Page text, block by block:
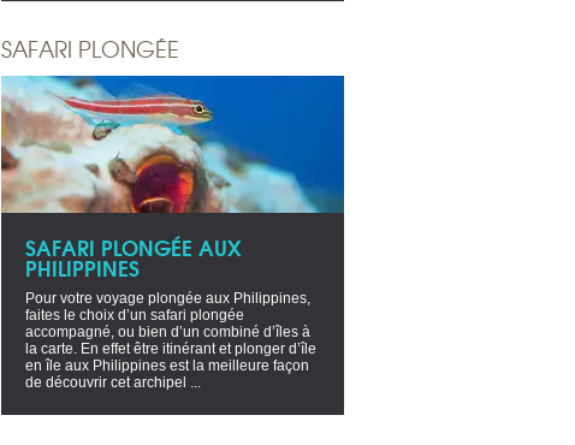
SAFARI PLONGÉE
SAFARI PLONGÉE AUX
PHILIPPINES
Pour votre voyage plongée aux Philippines,
faites le choix d’un safari plongée
accompagné, ou bien d’un combiné d’îles à
la carte. En effet être itinérant et plonger d’île
en île aux Philippines est la meilleure façon
de découvrir cet archipel ...